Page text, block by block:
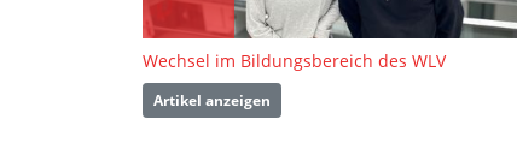
Wechsel im Bildungsbereich des WLV
Artikel anzeigen